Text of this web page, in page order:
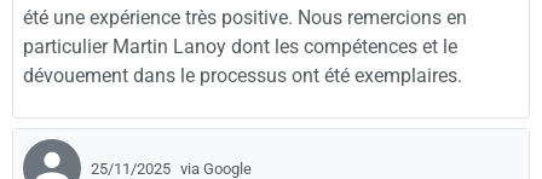
été une expérience très positive. Nous remercions en
particulier Martin Lanoy dont les compétences et le
dévouement dans le processus ont été exemplaires.
25/11/2025 via Google